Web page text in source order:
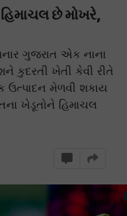
છે મોખરે,
ગુજરાત એક નાના
કુદરતી ખેતી કેવી રીતે
મેળવી શકાય
ખેડૂતોને હિમાચલ